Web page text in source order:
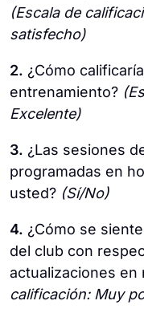
(Escala de
satisfecho)
2. ¿Cómo
entrenamiento?
Excelente)
3. ¿Las sesiones
programadas en
usted? (Sí/No)
4. ¿Cómo se
del club con
actualizaciones en
calificación: Muy